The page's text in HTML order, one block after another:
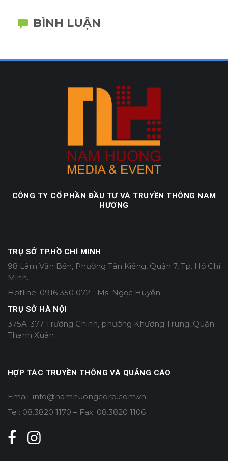
BÌNH LUẬN
CÔNG TY CỔ PHẦN ĐẦU TƯ VÀ TRUYỀN THÔNG NAM
HƯƠNG
TRỤ SỞ TP.HỒ CHÍ MINH
98 Lâm Văn Bền, Phường Tân Kiểng, Quận 7, Tp. Hồ Chí
Minh.
Hotline: 0916 350 072 - Ms. Ngọc Huyền
TRỤ SỞ HÀ NỘI
375A-377 Trường Chinh, phường Khương Trung, Quận
Thanh Xuân
HỢP TÁC TRUYỀN THÔNG VÀ QUẢNG CÁO
Email: info@namhuongcorp.com.vn
Tel: 08.3820 1170 – Fax: 08.3820 1106